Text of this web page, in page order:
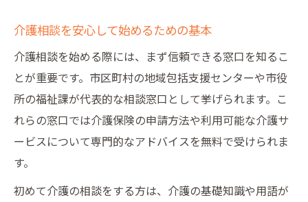
介護相談を安心して始めるための基本
介護相談を始める際には、まず信頼できる窓口を知るこ
とが重要です。市区町村の地域包括支援センターや市役
所の福祉課が代表的な相談窓口として挙げられます。こ
れらの窓口では介護保険の申請方法や利用可能な介護サ
ービスについて専門的なアドバイスを無料で受けられま
す。
初めて介護の相談をする方は、介護の基礎知識や用語が